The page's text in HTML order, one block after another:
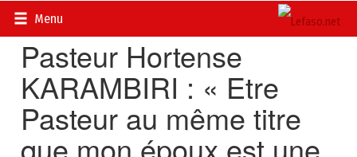
Menu
Accueil>
Pasteur Hortense
KARAMBIRI : « Etre
Pasteur au même titre
que mon époux est une